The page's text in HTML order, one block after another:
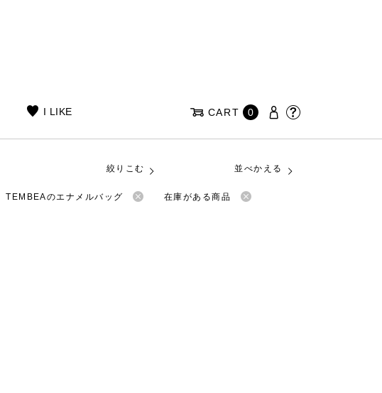
I LIKE CART 0
絞りこむ 並べかえる
TEMBEAのエナメルバッグ 在庫がある商品